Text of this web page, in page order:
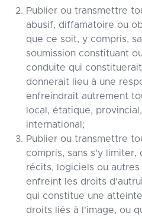
Publier ou transmettre
abusif, diffamatoire ou
que ce soit, y compris,
soumission constituant
conduite qui
donnerait lieu à une
enfreindrait autrement
local, étatique,
international;
Publier ou transmettre
compris, sans s'y limiter,
récits, logiciels ou
enfreint les droits
qui constitue une
droits liés à l'image, ou